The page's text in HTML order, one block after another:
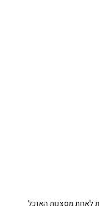
לאחת מסצנות האוכל